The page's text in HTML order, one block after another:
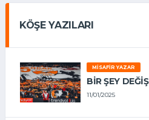
KÖŞE YAZILARI
MISAFIR YAZAR
BIR ŞEY
11/01/2025